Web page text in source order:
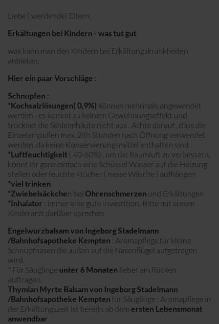
Liebe ( werdende) Eltern,
Erkältungen bei Kindern - was tut gut
was kann man den Kindern bei Erkältungskrankheiten
anbieten.
Hier ein paar Vorschläge :
Schnupfen :
*Kochsalzlösungen( 0,9%) können mehrmals angewendet
werden - es kommt zu keinem Gewöhnungseffekt und
trocknet die Schleimhäute nicht aus . Achte darauf , dass die
Einzelampullen max. 24h Stunden nach Öffnung verwendet
werden, da keine Konservierungsmittel enthalten sind
*Luftfeuchtigkeit ( 40-60%) , um die Raumluft zu verbessern,
könnt ihr ganz einfach eine Schüssel Wasser auf die Heizung
stellen oder feuchte <tücher ( nasse Wäsche ) aufhängen
*viel trinken
*Zwiebelsäckchen bei Ohrenschmerzen und Erkältungen
*Inhalator : immer eine gute Investition. Bitte mit eurem
Kinderarzt darüber sprechen
Engelwurzbalsam von Ingeborg Stadelmann
/Bahnhofsapotheke Kempten : Aromapflege für kleine
Schnupfnasen die außen auf die Nasenflügel aufgetragen
wird.
* Für Säuglinge unter 6 Monaten lieber am Rücken
auftragen.
Thymian Myrte Balsamvon Ingeborg Stadelmann
/Bahnhofsapotheke Kempten für Säuglinge : Aromapflege in
der Erkältungszeit ist bereits ab dem ersten Lebensmonat
anwendbar